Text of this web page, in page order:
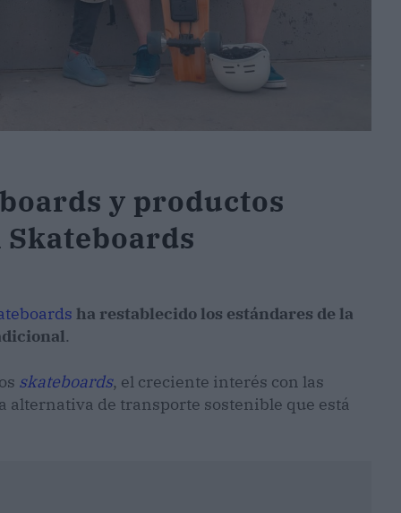
y productos
ha restablecido los estándares de la
.
skateboards, el creciente interés con las
de transporte sostenible que está